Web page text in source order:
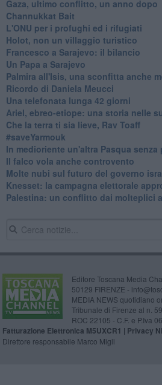
Gaza, ultimo conflitto, un anno dopo
Channukkat Bait
L'ONU per i profughi ed i rifugiati
Holot, non un villaggio turistico
Francesco a Sarajevo: il bilancio
Un Papa a Sarajevo
Palmira all'Isis, una sconfitta anche
Ricordo di Daniela Meucci
​Una telefonata lunga 42 giorni
​Ariel, ebreo-etiope: una storia nelle
Che la terra ti sia lieve, Rav Toaff
​#saveYarmouk
​In medioriente un'altra Pasqua senza
​Il falco vola anche controvento
Molte nubi sul futuro del governo
Knesset: la campagna elettorale
Palestina: un conflitto dai molteplici
Editore Toscana Media
50129 FIRENZE -
MEDIA NEWS quotidiano
Tribunale di Firenze al n.
ROC 22105 - C.F. e P.Iva
Fatturazione Elettronica M5UXCR1 | Privacy
Direttore responsabile Marco Migli